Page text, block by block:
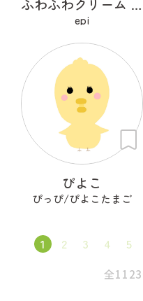
epi
ぴよこ
ぴっぴ/ぴよこたまご
1 2 3 4 5
全